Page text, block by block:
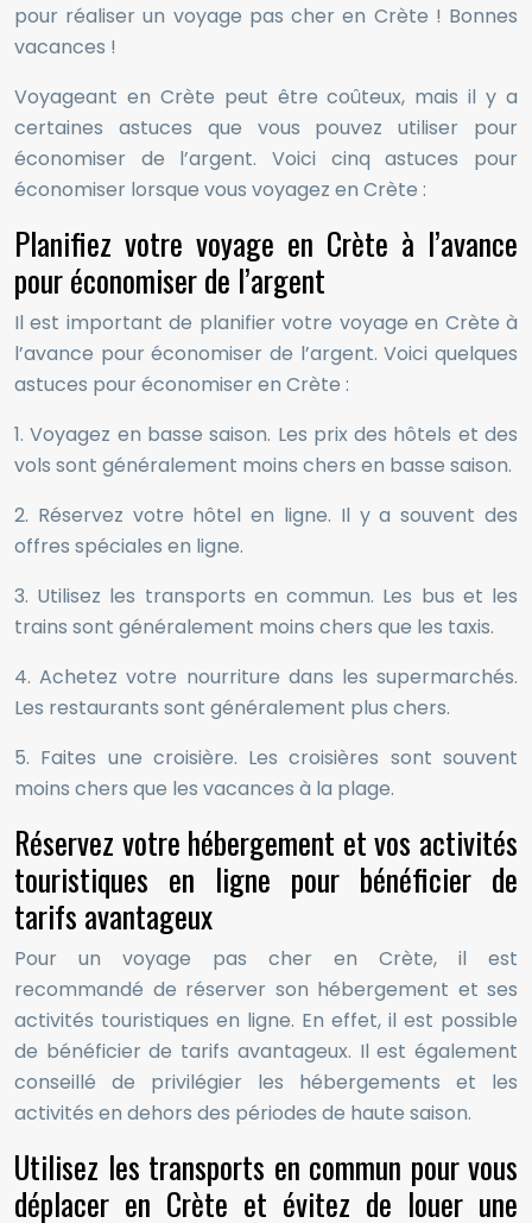
pour réaliser un voyage pas cher en Crète ! Bonnes
vacances !
Voyageant en Crète peut être coûteux, mais il y a
certaines astuces que vous pouvez utiliser pour
économiser de l’argent. Voici cinq astuces pour
économiser lorsque vous voyagez en Crète :
Planifiez votre voyage en Crète à l’avance
pour économiser de l’argent
Il est important de planifier votre voyage en Crète à
l’avance pour économiser de l’argent. Voici quelques
astuces pour économiser en Crète :
1. Voyagez en basse saison. Les prix des hôtels et des
vols sont généralement moins chers en basse saison.
2. Réservez votre hôtel en ligne. Il y a souvent des
offres spéciales en ligne.
3. Utilisez les transports en commun. Les bus et les
trains sont généralement moins chers que les taxis.
4. Achetez votre nourriture dans les supermarchés.
Les restaurants sont généralement plus chers.
5. Faites une croisière. Les croisières sont souvent
moins chers que les vacances à la plage.
Réservez votre hébergement et vos activités
touristiques en ligne pour bénéficier de
tarifs avantageux
Pour un voyage pas cher en Crète, il est
recommandé de réserver son hébergement et ses
activités touristiques en ligne. En effet, il est possible
de bénéficier de tarifs avantageux. Il est également
conseillé de privilégier les hébergements et les
activités en dehors des périodes de haute saison.
Utilisez les transports en commun pour vous
déplacer en Crète et évitez de louer une